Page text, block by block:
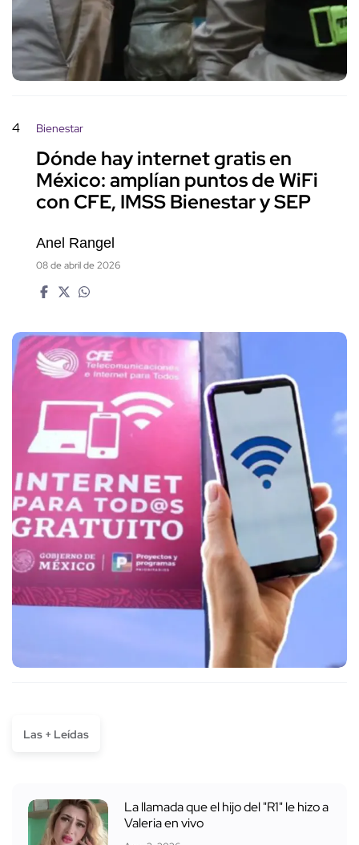
4 Bienestar
Dónde hay internet gratis en
México: amplían puntos de WiFi
con CFE, IMSS Bienestar y SEP
Anel Rangel
08 de abril de 2026
Las + Leídas
La llamada que el hijo del "R1" le hizo a
Valeria en vivo